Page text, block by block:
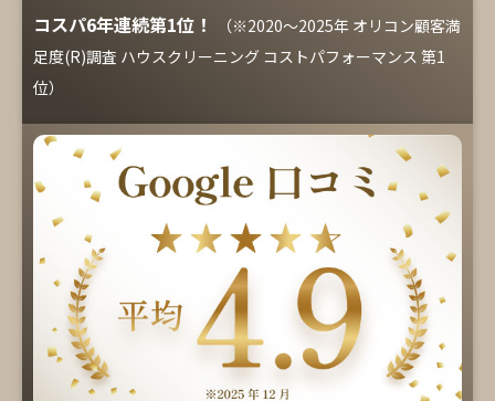
コスパ6年連続第1位！
（※2020～2025年 オリコン顧客満
足度(R)調査 ハウスクリーニング コストパフォーマンス 第1
位）